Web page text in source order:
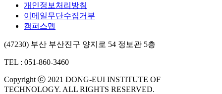
개인정보처리방침
이메일무단수집거부
캠퍼스맵
(47230) 부산 부산진구 양지로 54 정보관 5층
TEL : 051-860-3460
Copyright ⓒ 2021 DONG-EUI INSTITUTE OF
TECHNOLOGY. ALL RIGHTS RESERVED.